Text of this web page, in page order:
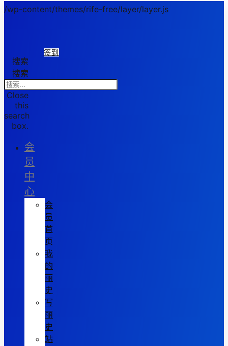
/wp-content/themes/rife-free/layer/layer.js
签到
搜索
搜索
Close
this
search
box.
会
员
中
心
会
员
首
页
我
的
丽
史
写
丽
史
站